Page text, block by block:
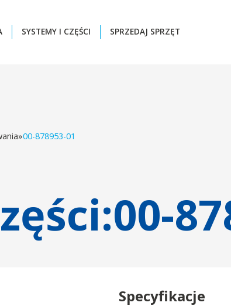
SYSTEMY I CZĘŚCI SPRZEDAJ SPRZĘT
»00-878953-01
00-
Specyfikacje